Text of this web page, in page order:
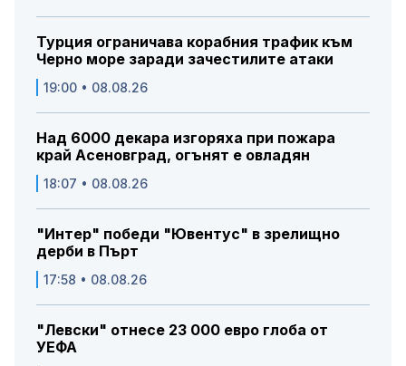
Турция ограничава корабния трафик към
Черно море заради зачестилите атаки
19:00 • 08.08.26
Над 6000 декара изгоряха при пожара
край Асеновград, огънят е овладян
18:07 • 08.08.26
"Интер" победи "Ювентус" в зрелищно
дерби в Пърт
17:58 • 08.08.26
"Левски" отнесе 23 000 евро глоба от
УЕФА